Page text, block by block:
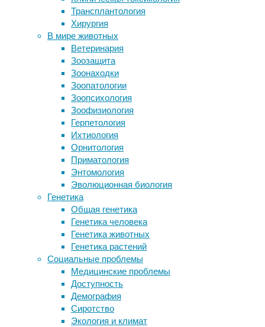
Трансплантология
Хирургия
В мире животных
Ветеринария
Зоозащита
Зоонаходки
Зоопатологии
Зоопсихология
Зоофизиология
Герпетология
Ихтиология
Орнитология
Приматология
Энтомология
Эволюционная биология
Генетика
Общая генетика
Генетика человека
Генетика животных
Генетика растений
Социальные проблемы
Медицинские проблемы
Доступность
Демография
Сиротство
Экология и климат
улыбка
–
неотъемлемая
часть
поведенческих
реакций
любого
человека
один
из
способов
взаимодействия
другими
людьми.
ходе
развития
человека
состояние человека
Новые биологические часы помогут
остановить старение
В центре ядра Земли открыли
необычное мини-ядро
Археологи обнаружили 1200-летний
остров из раковин моллюсков,
съеденных древними жителями
Фиджи
Мозг вредит сердцу после инфаркта
Следите за новостями